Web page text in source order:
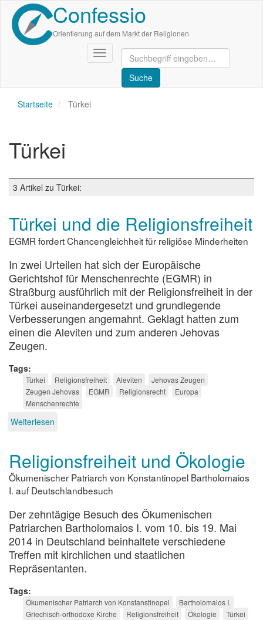
Direkt
zum
Inhalt
Confessio
Orientierung auf dem Markt der Religionen
Navigation
aktivieren/deaktivieren
Startseite Türkei
Türkei
3 Artikel zu Türkei:
Türkei und die Religionsfreiheit
EGMR fordert Chancengleichheit für religiöse Minderheiten
In zwei Urteilen hat sich der Europäische
Gerichtshof für Menschenrechte (EGMR) in
Straßburg ausführlich mit der Religionsfreiheit in der
Türkei auseinandergesetzt und grundlegende
Verbesserungen angemahnt. Geklagt hatten zum
einen die Aleviten und zum anderen Jehovas
Zeugen.
Tags
Türkei Religionsfreiheit Aleviten
Jehovas Zeugen
Zeugen Jehovas
EGMR Religionsrecht
Europa
Menschenrechte
Weiterlesen
Religionsfreiheit
Religionsfreiheit und Ökologie
Ökumenischer Patriarch von Konstantinopel Bartholomaios
I. auf Deutschlandbesuch
Der zehntägige Besuch des Ökumenischen
Patriarchen Bartholomaios I. vom 10. bis 19. Mai
2014 in Deutschland beinhaltete verschiedene
Treffen mit kirchlichen und staatlichen
Repräsentanten.
Tags
Ökumenischer Patriarch von Konstanstinopel
Bartholomaios I.
Griechisch-orthodoxe Kirche
Religionsfreiheit Ökologie
Türkei